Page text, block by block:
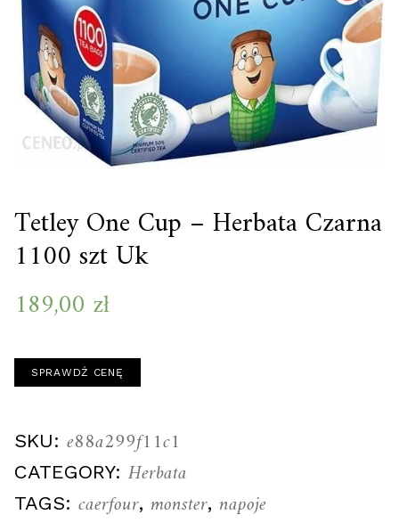
Tetley One Cup – Herbata Czarna
1100 szt Uk
189,00 zł
SPRAWDŹ CENĘ
SKU: e88a299f11c1
CATEGORY: Herbata
TAGS: caerfour, monster, napoje